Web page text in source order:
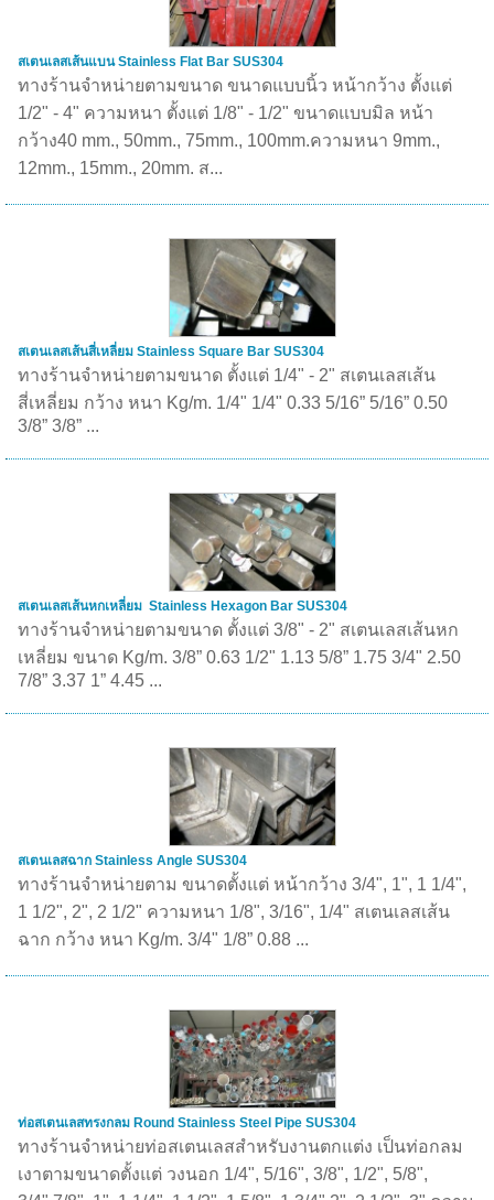
สเตนเลสเส้นแบน Stainless Flat Bar SUS304
ทางร้านจำหน่ายตามขนาด ขนาดแบบนิ้ว หน้ากว้าง ตั้งแต่
1/2" - 4" ความหนา ตั้งแต่ 1/8" - 1/2" ขนาดแบบมิล หน้า
กว้าง40 mm., 50mm., 75mm., 100mm.ความหนา 9mm.,
12mm., 15mm., 20mm. ส...
สเตนเลสเส้นสี่เหลี่ยม Stainless Square Bar SUS304
ทางร้านจำหน่ายตามขนาด ตั้งแต่ 1/4" - 2" สเตนเลสเส้น
สี่เหลี่ยม กว้าง หนา Kg/m. 1/4" 1/4" 0.33 5/16” 5/16” 0.50
3/8” 3/8” ...
สเตนเลสเส้นหกเหลี่ยม Stainless Hexagon Bar SUS304
ทางร้านจำหน่ายตามขนาด ตั้งแต่ 3/8" - 2" สเตนเลสเส้นหก
เหลี่ยม ขนาด Kg/m. 3/8” 0.63 1/2" 1.13 5/8” 1.75 3/4" 2.50
7/8” 3.37 1” 4.45 ...
สเตนเลสฉาก Stainless Angle SUS304
ทางร้านจำหน่ายตาม ขนาดตั้งแต่ หน้ากว้าง 3/4", 1", 1 1/4",
1 1/2", 2", 2 1/2" ความหนา 1/8", 3/16", 1/4" สเตนเลสเส้น
ฉาก กว้าง หนา Kg/m. 3/4" 1/8” 0.88 ...
ท่อสเตนเลสทรงกลม Round Stainless Steel Pipe SUS304
ทางร้านจำหน่ายท่อสเตนเลสสำหรับงานตกแต่ง เป็นท่อกลม
เงาตามขนาดตั้งแต่ วงนอก 1/4", 5/16", 3/8", 1/2", 5/8",